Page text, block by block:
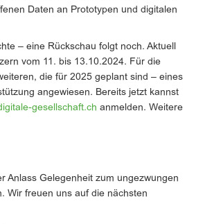
Daten an Prototypen und digitalen
– eine Rückschau folgt noch. Aktuell
vom 11. bis 13.10.2024. Für die
die für 2025 geplant sind – eines
angewiesen. Bereits jetzt kannst
gesellschaft.ch anmelden. Weitere
Anlass Gelegenheit zum ungezwungen
Wir freuen uns auf die nächsten